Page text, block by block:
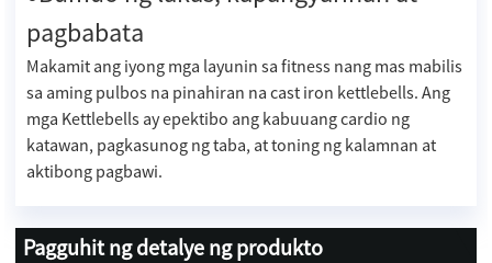
pagbabata
Makamit ang iyong mga layunin sa fitness nang mas mabilis
sa aming pulbos na pinahiran na cast iron kettlebells. Ang
mga Kettlebells ay epektibo ang kabuuang cardio ng
katawan, pagkasunog ng taba, at toning ng kalamnan at
aktibong pagbawi.
Pagguhit ng detalye ng produkto